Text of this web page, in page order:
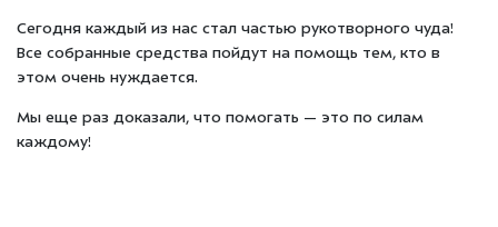
Сегодня каждый из нас стал частью рукотворного чуда!
Все собранные средства пойдут на помощь тем, кто в
этом очень нуждается.
Мы еще раз доказали, что помогать — это по силам
каждому!